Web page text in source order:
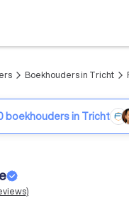
arrow_forward_ios Boekhouders in Tricht arrow_forward_ios
boekhouders in Tricht
)